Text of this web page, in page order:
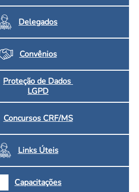
Delegados
Convênios
Proteção de Dados
LGPD
Concursos CRF/MS
Links Úteis
Capacitações